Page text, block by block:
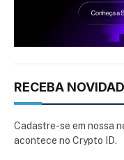
RECEBA
Cadastre-se em nossa
acontece no Crypto ID.